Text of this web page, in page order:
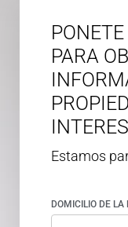
PARA
Estamos
DOMICILIO DE LA